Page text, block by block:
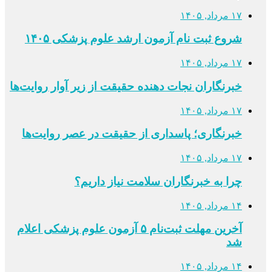
۱۷ مرداد, ۱۴۰۵
شروع ثبت نام آزمون ارشد علوم پزشکی ۱۴۰۵
۱۷ مرداد, ۱۴۰۵
خبرنگاران نجات دهنده حقیقت از زیر آوار روایت‌ها
۱۷ مرداد, ۱۴۰۵
خبرنگاری؛ پاسداری از حقیقت در عصر روایت‌ها
۱۷ مرداد, ۱۴۰۵
چرا به خبرنگاران سلامت نیاز داریم؟
۱۴ مرداد, ۱۴۰۵
آخرین مهلت ثبت‌نام ۵ آزمون علوم پزشکی اعلام
شد
۱۴ مرداد, ۱۴۰۵